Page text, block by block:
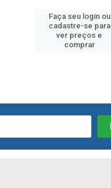
Faça seu login ou
cadastre-se para
ver preços e
comprar